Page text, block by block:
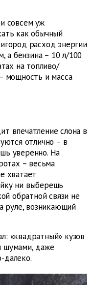
совсем уж
как обычный
расход энергии
а бензина – 10 л/100
на топливо/
мощность и масса
впечатление слона в
отлично – в
уверенно. На
– весьма
хватает
ни выберешь
обратной связи не
руле, возникающий
«квадратный» кузов
шумами, даже
далеко.